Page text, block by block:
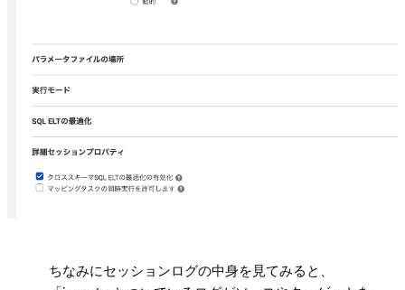
ちなみにセッションログの中身を見てみると、